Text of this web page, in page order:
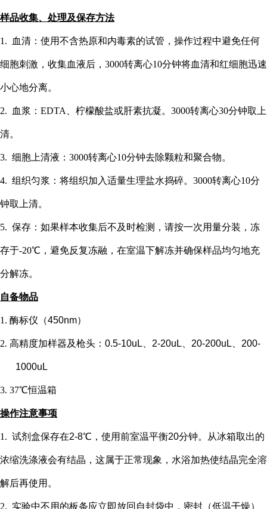
样品收集、处理及保存方法
1. 血清：使用不含热原和内毒素的试管，操作过程中避免任何
细胞刺激，收集血液后，3000转离心10分钟将血清和红细胞迅速
小心地分离。
2. 血浆：EDTA、柠檬酸盐或肝素抗凝。3000转离心30分钟取上
清。
3. 细胞上清液：3000转离心10分钟去除颗粒和聚合物。
4. 组织匀浆：将组织加入适量生理盐水捣碎。3000转离心10分
钟取上清。
5. 保存：如果样本收集后不及时检测，请按一次用量分装，冻
存于-20℃，避免反复冻融，在室温下解冻并确保样品均匀地充
分解冻。
自备物品
1. 酶标仪（450nm）
2. 高精度加样器及枪头： 0.5-10uL、2-20uL、20-200uL、200-
1000uL
3. 37℃恒温箱
操作注意事项
1. 试剂盒保存在2-8℃，使用前室温平衡20分钟。从冰箱取出的
浓缩洗涤液会有结晶，这属于正常现象，水浴加热使结晶完全溶
解后再使用。
2. 实验中不用的板条应立即放回自封袋中，密封（低温干燥）